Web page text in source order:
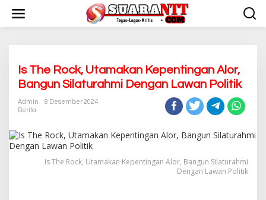
w
Is The Rock, Utamakan Kepentingan Alor,
Bangun Silaturahmi Dengan Lawan Politik
Admin
8 Desember 2024
Berita
Is The Rock, Utamakan Kepentingan Alor, Bangun Silaturahmi
Dengan Lawan Politik